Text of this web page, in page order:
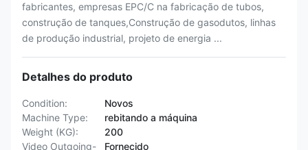
fabricantes, empresas EPC/C na fabricação de tubos,
construção de tanques,Construção de gasodutos, linhas
de produção industrial, projeto de energia ...
Detalhes do produto
Condition:
Novos
Machine Type:
rebitando a máquina
Weight (KG):
200
Video Outgoing-
Fornecido